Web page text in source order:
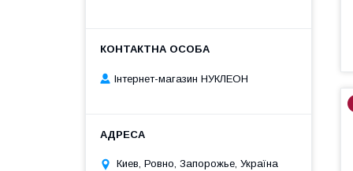
Інтернет-магазин НУКЛЕОН
Киев, Ровно, Запорожье, Україна